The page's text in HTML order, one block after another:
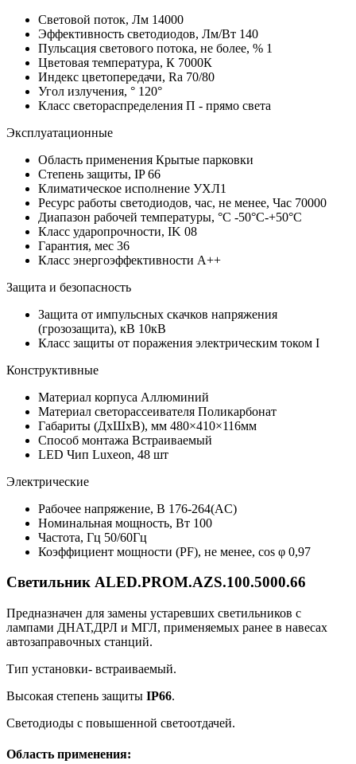
Световой поток, Лм 14000
Эффективность светодиодов, Лм/Вт 140
Пульсация светового потока, не более, % 1
Цветовая температура, К 7000К
Индекс цветопередачи, Ra 70/80
Угол излучения, ° 120°
Класс светораспределения П - прямо света
Эксплуатационные
Область применения Крытые парковки
Степень защиты, IP66
Климатическое исполнение УХЛ1
Ресурс работы светодиодов, час, не менее, Час 70000
Диапазон рабочей температуры, °С -50°C-+50°C
Класс ударопрочности, IK 08
Гарантия, мес 36
Класс энергоэффективности A++
Защита и безопасность
Защита от импульсных скачков напряжения
(грозозащита), кВ 10кВ
Класс защиты от поражения электрическим током I
Конструктивные
Материал корпуса Аллюминий
Материал светорассеивателя Поликарбонат
Габариты (ДхШхВ), мм 480×410×116мм
Способ монтажа Встраиваемый
LED Чип Luxeon, 48 шт
Электрические
Рабочее напряжение, В 176-264(AC)
Номинальная мощность, Вт 100
Частота, Гц 50/60Гц
Коэффициент мощности (PF), не менее, cos φ 0,97
Светильник ALED.PROM.AZS.100.5000.66
Предназначен для замены устаревших светильников с
лампами ДНАТ,ДРЛ и МГЛ, применяемых ранее в навесах
автозаправочных станций.
Тип установки- встраиваемый.
Высокая степень защиты IP66.
Светодиоды с повышенной светоотдачей.
Область применения: